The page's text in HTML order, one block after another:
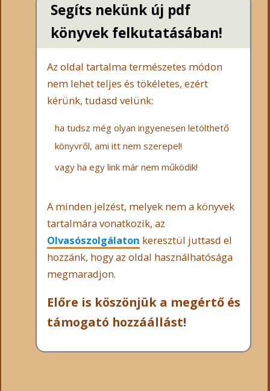
Segíts nekünk új pdf
könyvek felkutatásában!
Az oldal tartalma természetes módon
nem lehet teljes és tökéletes, ezért
kérünk, tudasd velünk:
ha tudsz még olyan ingyenesen letölthető
könyvről, ami itt nem szerepel!
vagy ha egy link már nem működik!
A minden jelzést, melyek nem a könyvek
tartalmára vonatkozik, az
Olvasószolgálaton keresztül juttasd el
hozzánk, hogy az oldal használhatósága
megmaradjon.
Előre is köszönjük a megértő és
támogató hozzáállást!